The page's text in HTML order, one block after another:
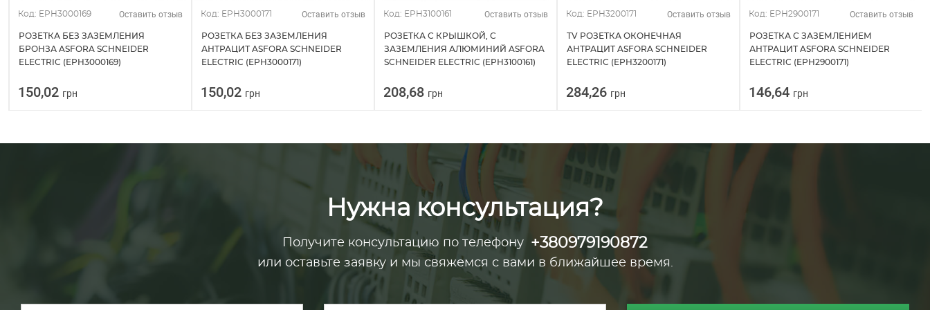
Код: EPH3000169 Оставить отзыв
РОЗЕТКА БЕЗ ЗАЗЕМЛЕНИЯ
БРОНЗА ASFORA SCHNEIDER
ELECTRIC (EPH3000169)
150,02 грн
Код: EPH3000171 Оставить отзыв
РОЗЕТКА БЕЗ ЗАЗЕМЛЕНИЯ
АНТРАЦИТ ASFORA SCHNEIDER
ELECTRIC (EPH3000171)
150,02 грн
Код: EPH3100161 Оставить отзыв
РОЗЕТКА С КРЫШКОЙ, С
ЗАЗЕМЛЕНИЯ АЛЮМИНИЙ ASFORA
SCHNEIDER ELECTRIC (EPH3100161)
208,68 грн
Код: EPH3200171 Оставить отзыв
TV РОЗЕТКА ОКОНЕЧНАЯ
АНТРАЦИТ ASFORA SCHNEIDER
ELECTRIC (EPH3200171)
284,26 грн
Код: EPH2900171 Оставить отзыв
РОЗЕТКА С ЗАЗЕМЛЕНИЕМ
АНТРАЦИТ ASFORA SCHNEIDER
ELECTRIC (EPH2900171)
146,64 грн
Нужна консультация?
Получите консультацию по телефону +380979190872
или оставьте заявку и мы свяжемся с вами в ближайшее время.